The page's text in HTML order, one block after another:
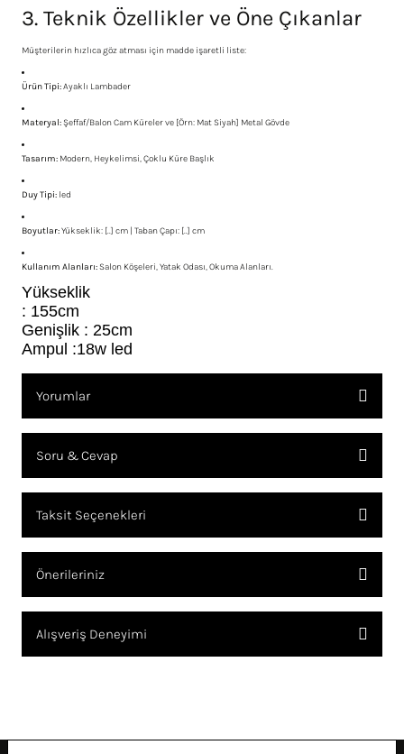
3. Teknik Özellikler ve Öne Çıkanlar
Müşterilerin hızlıca göz atması için madde işaretli liste:
Ürün Tipi:Ayaklı Lambader
Materyal:Şeffaf/Balon Cam Küreler ve [Örn: Mat Siyah] Metal Gövde
Tasarım: Modern, Heykelimsi, Çoklu Küre Başlık
Duy Tipi: led
Boyutlar:Yükseklik: [..] cm | Taban Çapı: [..] cm
Kullanım Alanları:Salon Köşeleri, Yatak Odası, Okuma Alanları.
Yükseklik
: 155cm
Genişlik : 25cm
Ampul :18w led
Yorumlar
Soru & Cevap
Taksit Seçenekleri
Önerileriniz
konularda yetersiz gördüğünüz noktaları öneri formunu kullanarak
tarafımıza iletebilirsiniz.
Alışveriş Deneyimi